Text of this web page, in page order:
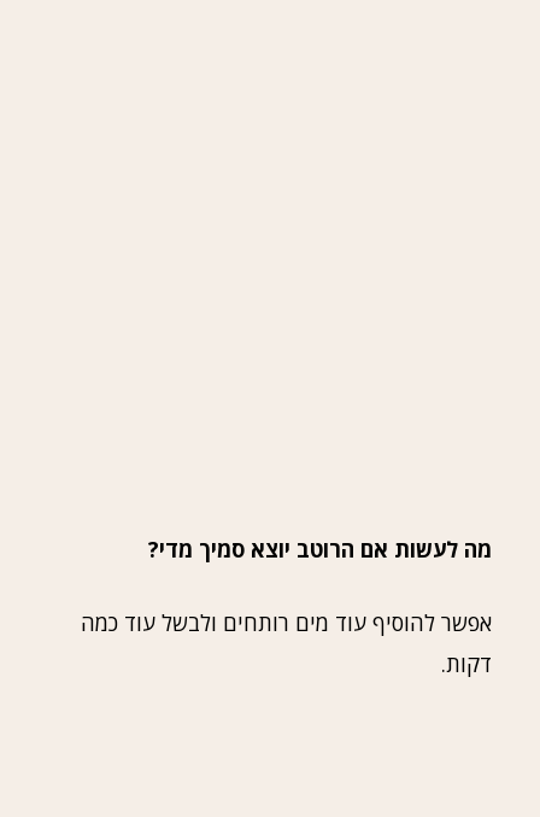
מה לעשות אם הרוטב יוצא סמיך מדי?
אפשר להוסיף עוד מים רותחים ולבשל עוד כמה
דקות.